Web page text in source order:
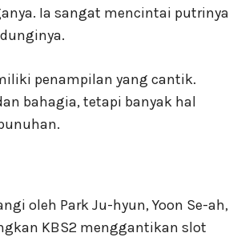
Ia sangat mencintai putrinya
penampilan yang cantik.
bahagia, tetapi banyak hal
oleh Park Ju-hyun, Yoon Se-ah,
KBS2 menggantikan slot